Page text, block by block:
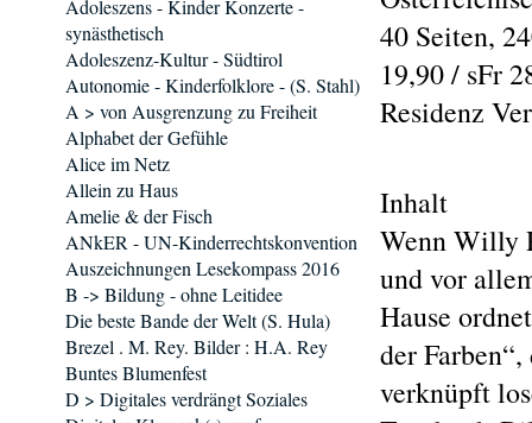
40 Seiten,
19,90 / sFr
Residenz
Inhalt
Wenn Willy
und vor
Hause
der
verknüpft
Adoleszens - Kinder Konzerte -
synästhetisch
Adoleszenz-Kultur - Südtirol
Autonomie - Kinderfolklore - (S. Stahl)
A > von Ausgrenzung zu Freiheit
Alphabet der Gefühle
Alice im Netz
Allein zu Haus
Amelie & der Fisch
ANkER - UN-Kinderrechtskonvention
Auszeichnungen Lesekompass 2016
B -> Bildung - ohne Leitidee
Die beste Bande der Welt (S. Hula)
Brezel . M. Rey. Bilder : H.A. Rey
Buntes Blumenfest
D > Digitales verdrängt Soziales